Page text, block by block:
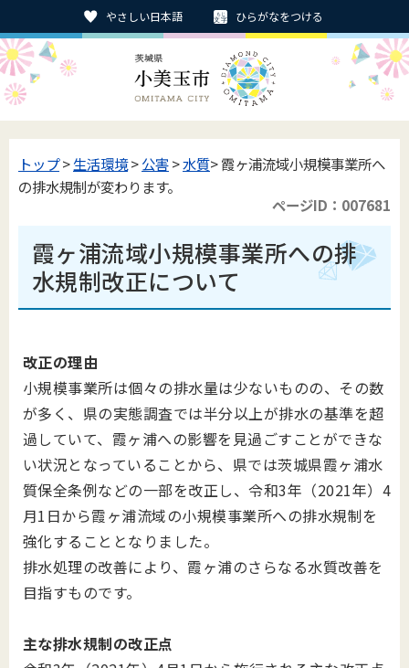
やさしい日本語 ひらがなをつける
トップ>生活環境>公害>水質> 霞ヶ浦流域小規模事業所へ
の排水規制が変わります。
ページID：007681
霞ヶ浦流域小規模事業所への排
水規制改正について
改正の理由
小規模事業所は個々の排水量は少ないものの、その数
が多く、県の実態調査では半分以上が排水の基準を超
過していて、霞ヶ浦への影響を見過ごすことができな
い状況となっていることから、県では茨城県霞ヶ浦水
質保全条例などの一部を改正し、令和3年（2021年） 4
月1 日から霞ヶ浦流域の小規模事業所への排水規制を
強化することとなりました。
排水処理の改善により、霞ヶ浦のさらなる水質改善を
目指すものです。
主な排水規制の改正点